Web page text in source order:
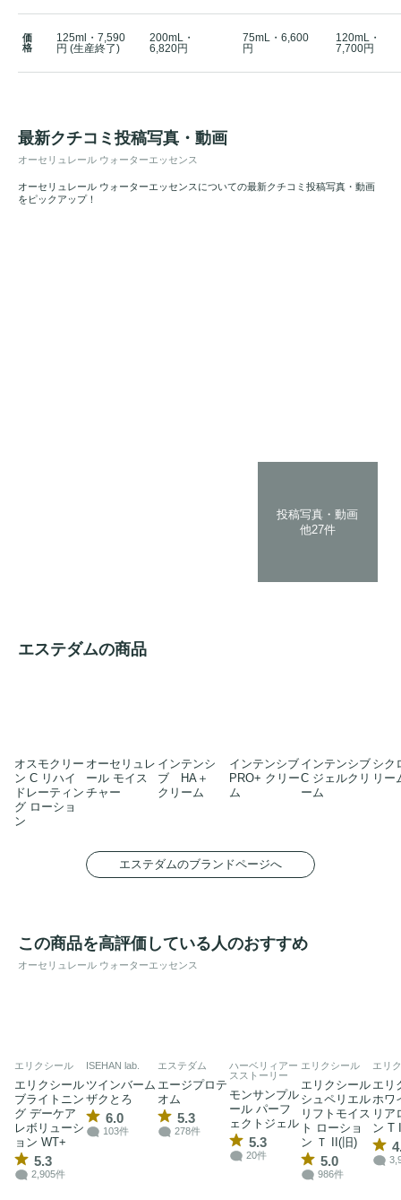
価
格
125ml・7,590
円 (生産終了)
200mL・
6,820円
75mL・6,600
円
120mL・
7,700円
最新クチコミ投稿写真・動画
オーセリュレール ウォーターエッセンス
オーセリュレール ウォーターエッセンスについての最新クチコミ投稿写真・動画
をピックアップ！
投稿写真・動画
他27件
エステダムの商品
オスモクリー
ン C リハイ
ドレーティン
グ ローショ
ン
オーセリュレ
ール モイス
チャー
インテンシ
ブ HA＋
クリーム
インテンシブ
PRO+ クリー
ム
インテンシブ
C ジェルクリ
ーム
シク
リー
エステダムのブランドページへ
この商品を高評価している人のおすすめ
オーセリュレール ウォーターエッセンス
エリクシール
エリクシール
ブライトニン
グ デーケア
レボリューシ
ョン WT+
5.3
2,905件
ISEHAN lab.
ツインバーム
ザクとろ
6.0
103件
エステダム
エージプロテ
オム
5.3
278件
ハーベリィアー
スストーリー
モンサンプル
ール パーフ
ェクトジェル
5.3
20件
エリクシール
エリクシール
シュペリエル
リフトモイス
ト ローショ
ン Ｔ II(旧)
5.0
986件
エリ
エリ
ホワ
リア
ン T